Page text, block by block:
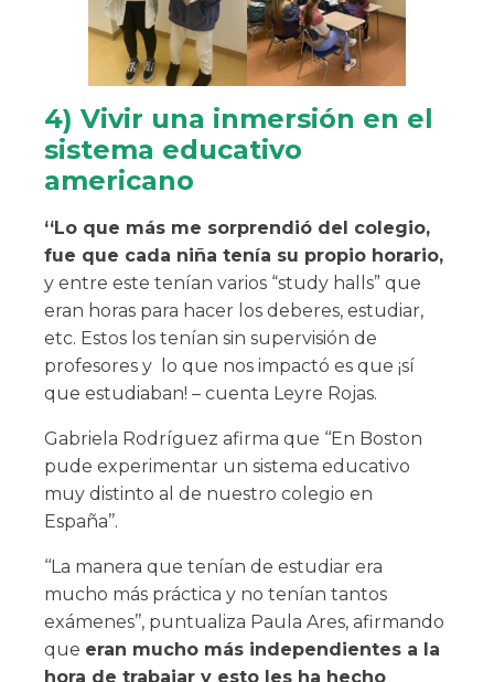
4) Vivir una inmersión en el
sistema educativo
americano
‘‘Lo que más me sorprendió del colegio,
fue que cada niña tenía su propio horario,
y entre este tenían varios “study halls” que
eran horas para hacer los deberes, estudiar,
etc. Estos los tenían sin supervisión de
profesores y lo que nos impactó es que ¡sí
que estudiaban! – cuenta Leyre Rojas.
Gabriela Rodríguez afirma que ‘‘En Boston
pude experimentar un sistema educativo
muy distinto al de nuestro colegio en
España’’.
‘‘La manera que tenían de estudiar era
mucho más práctica y no tenían tantos
exámenes’’, puntualiza Paula Ares, afirmando
que eran mucho más independientes a la
hora de trabajar y esto les ha hecho